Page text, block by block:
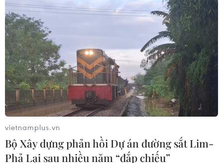
vietnamplus.vn
Bộ Xây dựng phản hồi Dự án đường sắt Lim-
Phả Lại sau nhiều năm “đắp chiếu”